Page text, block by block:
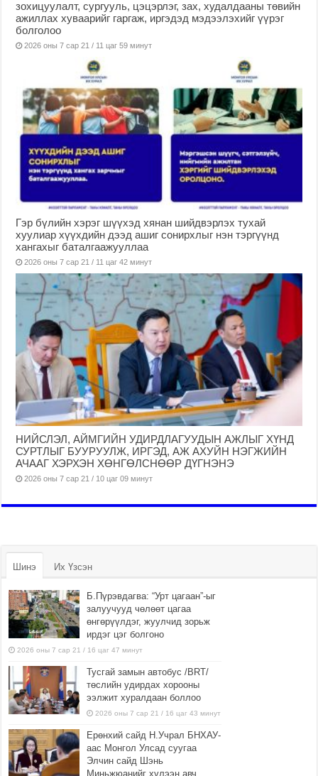
зохицуулалт, сургууль, цэцэрлэг, зах, худалдааны төвийн
ажиллах хуваарийг гаргаж, иргэдэд мэдээлэхийг үүрэг
болголоо
2026 оны 7 сар 21 / 11 цаг 59 минут
Гэр бүлийн хэрэг шүүхэд хянан шийдвэрлэх тухай
хуулиар хүүхдийн дээд ашиг сонирхлыг нэн тэргүүнд
хангахыг баталгаажууллаа
2026 оны 7 сар 21 / 11 цаг 42 минут
НИЙСЛЭЛ, АЙМГИЙН УДИРДЛАГУУДЫН АЖЛЫГ ХҮНД
СУРТЛЫГ БУУРУУЛЖ, ИРГЭД, АЖ АХУЙН НЭГЖИЙН
АЧААГ ХЭРХЭН ХӨНГӨЛСНӨӨР ДҮГНЭНЭ
2026 оны 7 сар 21 / 10 цаг 09 минут
Шинэ Их Үзсэн
Б.Пүрэвдагва: “Урт цагаан”-ыг
залуучууд чөлөөт цагаа
өнгөрүүлдэг, жуулчид зорьж
ирдэг цэг болгоно
2026 оны 7 сар 21 / 16 цаг 47 минут
Тусгай замын автобус /BRT/
төслийн удирдах хорооны
ээлжит хуралдаан боллоо
2026 оны 7 сар 21 / 16 цаг 43 минут
Ерөнхий сайд Н.Учрал БНХАУ-
аас Монгол Улсад суугаа
Элчин сайд Шэнь
Миньжюанийг хүлээн авч